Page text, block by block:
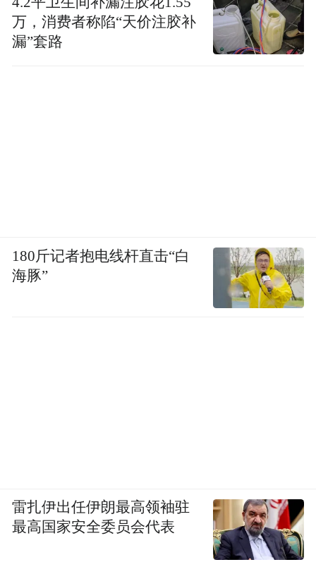
万，消费者称陷“天价注胶补
漏”套路
180斤记者抱电线杆直击“白
海豚”
雷扎伊出任伊朗最高领袖驻
最高国家安全委员会代表